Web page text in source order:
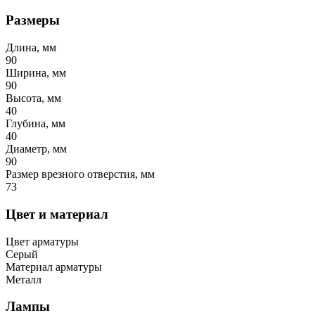
Размеры
Длина, мм
90
Ширина, мм
90
Высота, мм
40
Глубина, мм
40
Диаметр, мм
90
Размер врезного отверстия, мм
73
Цвет и материал
Цвет арматуры
Серый
Материал арматуры
Металл
Лампы